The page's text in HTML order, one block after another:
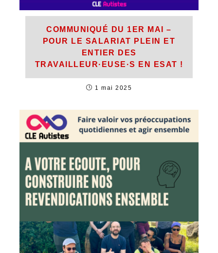
COMMUNIQUÉ DU 1ER MAI –
POUR LE SALARIAT PLEIN ET
ENTIER DES
TRAVAILLEUR·EUSE·S EN ESAT !
1 mai 2025